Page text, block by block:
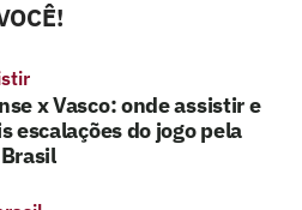
x Vasco: onde assistir e
escalações do jogo pela